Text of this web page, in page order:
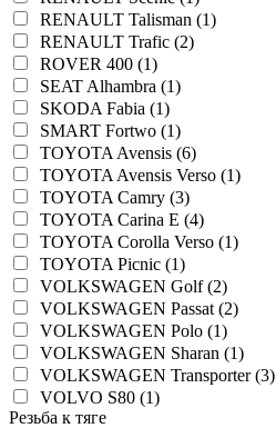
RENAULT Talisman (1)
RENAULT Trafic (2)
ROVER 400 (1)
SEAT Alhambra (1)
SKODA Fabia (1)
SMART Fortwo (1)
TOYOTA Avensis (6)
TOYOTA Avensis Verso (1)
TOYOTA Camry (3)
TOYOTA Carina E (4)
TOYOTA Corolla Verso (1)
TOYOTA Picnic (1)
VOLKSWAGEN Golf (2)
VOLKSWAGEN Passat (2)
VOLKSWAGEN Polo (1)
VOLKSWAGEN Sharan (1)
VOLKSWAGEN Transporter (3)
VOLVO S80 (1)
Резьба к тяге